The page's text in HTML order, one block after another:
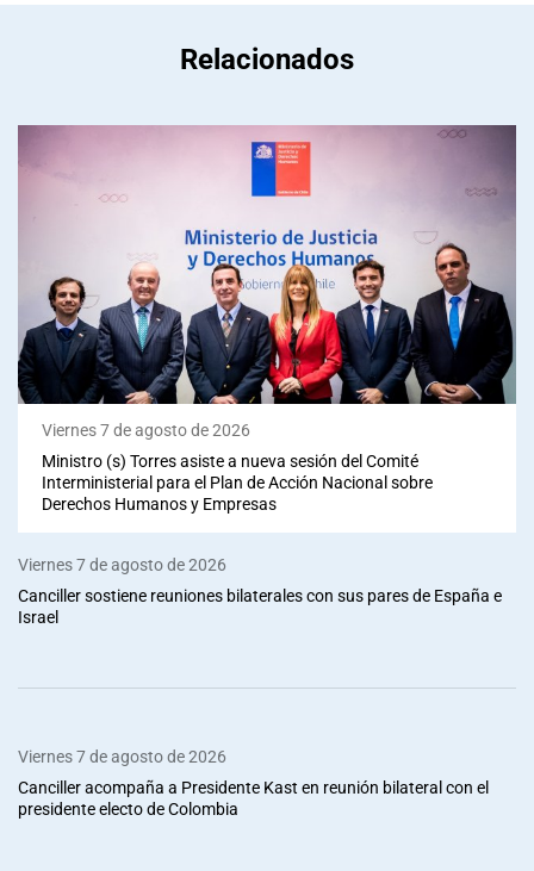
Relacionados
Viernes 7 de agosto de 2026
Ministro (s) Torres asiste a nueva sesión del Comité
Interministerial para el Plan de Acción Nacional sobre
Derechos Humanos y Empresas
Viernes 7 de agosto de 2026
Canciller sostiene reuniones bilaterales con sus pares de España e
Israel
Viernes 7 de agosto de 2026
Canciller acompaña a Presidente Kast en reunión bilateral con el
presidente electo de Colombia